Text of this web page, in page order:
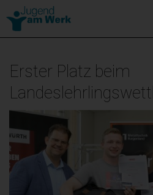
Barrierefreie
Bedienung
Webseite
Erster Platz beim